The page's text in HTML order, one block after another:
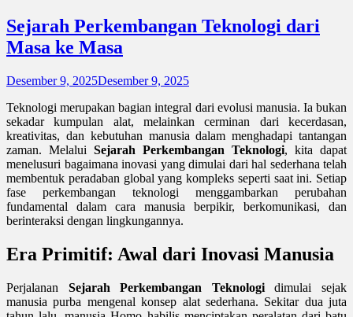
Sejarah Perkembangan Teknologi dari
Masa ke Masa
Desember 9, 2025Desember 9, 2025
Teknologi merupakan bagian integral dari evolusi manusia. Ia bukan
sekadar kumpulan alat, melainkan cerminan dari kecerdasan,
kreativitas, dan kebutuhan manusia dalam menghadapi tantangan
zaman. Melalui Sejarah Perkembangan Teknologi, kita dapat
menelusuri bagaimana inovasi yang dimulai dari hal sederhana telah
membentuk peradaban global yang kompleks seperti saat ini. Setiap
fase perkembangan teknologi menggambarkan perubahan
fundamental dalam cara manusia berpikir, berkomunikasi, dan
berinteraksi dengan lingkungannya.
Era Primitif: Awal dari Inovasi Manusia
Perjalanan Sejarah Perkembangan Teknologidimulai sejak
manusia purba mengenal konsep alat sederhana. Sekitar dua juta